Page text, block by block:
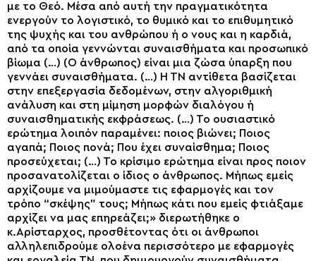
με το Θεό. Μέσα από αυτή την πραγματικότητα
ενεργούν το λογιστικό, το θυμικό και το επιθυμητικό
της ψυχής και του ανθρώπου ή ο νους και η καρδιά,
από τα οποία γεννώνται συναισθήματα και προσωπικό
βίωμα (…) (Ο άνθρωπος) είναι μια ζώσα ύπαρξη που
γεννάει συναισθήματα. (…) Η ΤΝ αντίθετα βασίζεται
στην επεξεργασία δεδομένων, στην αλγοριθμική
ανάλυση και στη μίμηση μορφών διαλόγου ή
συναισθηματικής εκφράσεως. (…) Το ουσιαστικό
ερώτημα λοιπόν παραμένει: ποιος βιώνει; Ποιος
αγαπά; Ποιος πονά; Που έχει συναίσθημα; Ποιος
προσεύχεται; (…) Το κρίσιμο ερώτημα είναι προς ποιον
προσανατολίζεται ο ίδιος ο άνθρωπος. Μήπως εμείς
αρχίζουμε να μιμούμαστε τις εφαρμογές και τον
τρόπο “σκέψης” τους; Μήπως κάτι που εμείς φτιάξαμε
αρχίζει να μας επηρεάζει;» διερωτήθηκε ο
κ.Αρίσταρχος, προσθέτοντας ότι οι άνθρωποι
αλληλεπιδρούμε ολοένα περισσότερο με εφαρμογές